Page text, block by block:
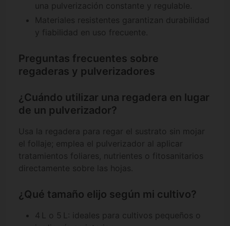
una pulverización constante y regulable.
Materiales resistentes garantizan durabilidad
y fiabilidad en uso frecuente.
Preguntas frecuentes sobre
regaderas y pulverizadores
¿Cuándo utilizar una regadera en lugar
de un pulverizador?
Usa la regadera para regar el sustrato sin mojar
el follaje; emplea el pulverizador al aplicar
tratamientos foliares, nutrientes o fitosanitarios
directamente sobre las hojas.
¿Qué tamaño elijo según mi cultivo?
4 L o 5 L: ideales para cultivos pequeños o